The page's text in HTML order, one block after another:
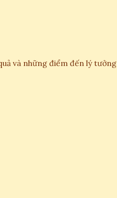
và những điểm đến lý tưởng